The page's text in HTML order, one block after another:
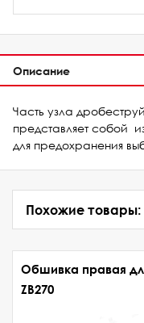
Описание
Часть узла
представляет собой
для предохранения
Похожие товары:
Обшивка правая
ZB270